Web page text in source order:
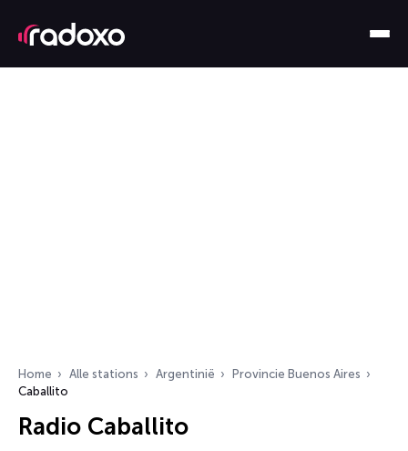
Home Alle stations Argentinië
Provincie Buenos Aires
Caballito
Radio Caballito